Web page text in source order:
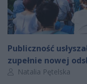
Publiczność
zupełnie nowej
Autor artykułu:
Natalia Pętelska